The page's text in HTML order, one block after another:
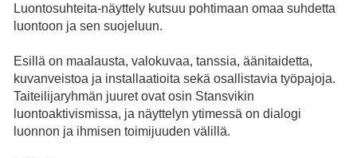
Luontosuhteita-näyttely kutsuu pohtimaan omaa suhdetta
luontoon ja sen suojeluun.
Esillä on maalausta, valokuvaa, tanssia, äänitaidetta,
kuvanveistoa ja installaatioita sekä osallistavia työpajoja.
Taiteilijaryhmän juuret ovat osin Stansvikin
luontoaktivismissa, ja näyttelyn ytimessä on dialogi
luonnon ja ihmisen toimijuuden välillä.